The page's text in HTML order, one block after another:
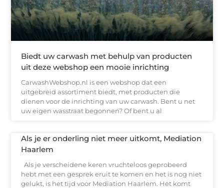
Biedt uw carwash met behulp van producten
uit deze webshop een mooie inrichting
CarwashWebshop.nl is een webshop dat een
uitgebreid assortiment biedt, met producten die
dienen voor de inrichting van uw carwash. Bent u net
uw eigen wasstraat begonnen? Of bent u al
Als je er onderling niet meer uitkomt, Mediation
Haarlem
Als je verscheidene keren vruchteloos geprobeerd
hebt met een gesprek eruit te komen en het is nog niet
gelukt, is het tijd voor Mediation Haarlem. Het komt